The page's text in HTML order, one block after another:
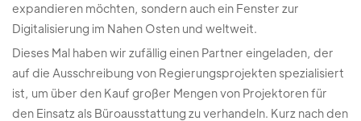
expandieren möchten, sondern auch ein Fenster zur
Digitalisierung im Nahen Osten und weltweit.
Dieses Mal haben wir zufällig einen Partner eingeladen, der
auf die Ausschreibung von Regierungsprojekten spezialisiert
ist, um über den Kauf großer Mengen von Projektoren für
den Einsatz als Büroausstattung zu verhandeln. Kurz nach den